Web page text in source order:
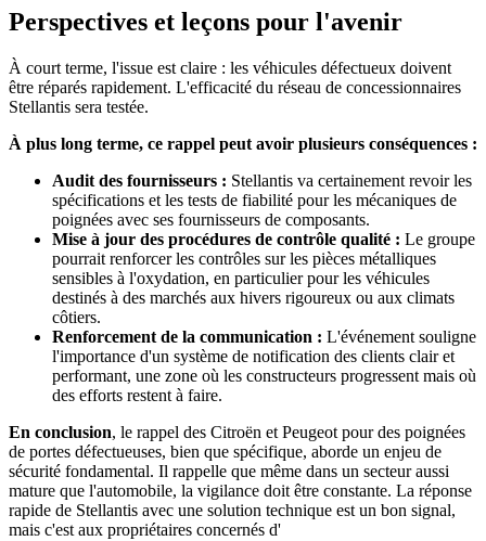
Perspectives et leçons pour l'avenir
À court terme, l'issue est claire : les véhicules défectueux doivent
être réparés rapidement. L'efficacité du réseau de concessionnaires
Stellantis sera testée.
À plus long terme, ce rappel peut avoir plusieurs conséquences :
Audit des fournisseurs : Stellantis va certainement revoir les
spécifications et les tests de fiabilité pour les mécaniques de
poignées avec ses fournisseurs de composants.
Mise à jour des procédures de contrôle qualité : Le groupe
pourrait renforcer les contrôles sur les pièces métalliques
sensibles à l'oxydation, en particulier pour les véhicules
destinés à des marchés aux hivers rigoureux ou aux climats
côtiers.
Renforcement de la communication : L'événement souligne
l'importance d'un système de notification des clients clair et
performant, une zone où les constructeurs progressent mais où
des efforts restent à faire.
En conclusion, le rappel des Citroën et Peugeot pour des poignées
de portes défectueuses, bien que spécifique, aborde un enjeu de
sécurité fondamental. Il rappelle que même dans un secteur aussi
mature que l'automobile, la vigilance doit être constante. La réponse
rapide de Stellantis avec une solution technique est un bon signal,
mais c'est aux propriétaires concernés d'